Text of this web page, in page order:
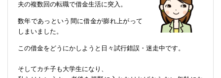
夫の複数回の転職で借金生活に突入。
数年であっという間に借金が膨れ上がって
しまいました。
この借金をどうにかしようと日々試行錯誤・迷走中です。
そしてカチ子も大学生になり、